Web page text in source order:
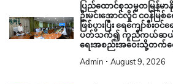
ပြည်ထောင်စုသမ္မတမြန်မ
ဦးမင်းအောင်လှိုင် ငဝန်မြ
ဖြစ်ပွားပြီး ရေကျော်စီးဝင်
ပတ်သက်၍ ကူညီကယ်ဆယ်ရ
ရေးအစည်းအဝေးသို့တက်
Admin August 9, 2026